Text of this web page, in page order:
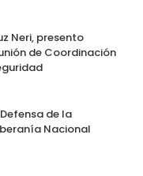
Neri, presento
de Coordinación
de la
Nacional